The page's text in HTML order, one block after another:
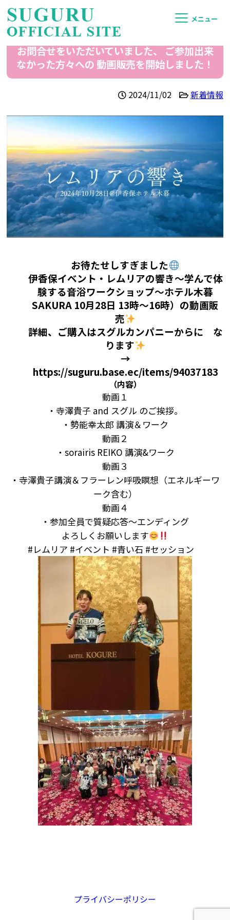
メニュー
お問合せをいただいていました、 ご参加出来
なかった方々への 動画販売を開始しました！
2024/11/02 新着情報
お待たせしすぎました
伊香保イベント・レムリアの響き〜学んで体
験する音浴ワークショップ〜ホテル木暮
SAKURA 10月28日 13時〜16時）の動画販
売
詳細、ご購入はスグルカンパニーからに な
ります
→
https://suguru.base.ec/items/94037183
（内容）
動画１
・寺澤貴子 and スグル のご挨拶。
・勢能幸太郎 講演＆ワーク
動画２
・sorairis REIKO 講演&ワーク
動画３
・寺澤貴子講演＆フラーレン呼吸瞑想（エネルギーワ
ーク含む）
動画４
・参加全員で質疑応答～エンディング
よろしくお願いします
#レムリア #イベント #青い石 #セッション
プライバシーポリシー